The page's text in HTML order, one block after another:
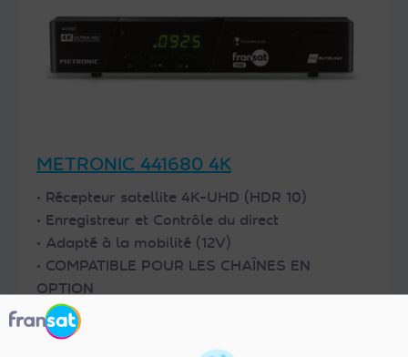
METRONIC 441680 4K
• Récepteur satellite 4K-UHD (HDR 10)
• Enregistreur et Contrôle du direct
• Adapté à la mobilité (12V)
• COMPATIBLE POUR LES CHAÎNES EN
OPTION